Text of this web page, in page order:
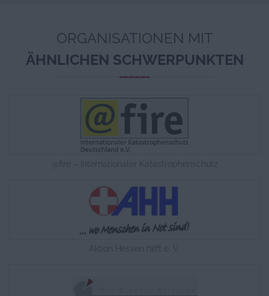
ORGANISATIONEN MIT
ÄHNLICHEN SCHWERPUNKTEN
@fire – Internationaler Katastrophenschutz
Aktion Hessen hilft e. V.